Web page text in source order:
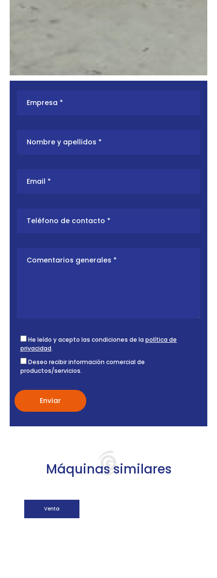
He leído y acepto las condiciones de la política de
privacidad.
Deseo recibir información comercial de
productos/servicios.
Máquinas similares
Venta